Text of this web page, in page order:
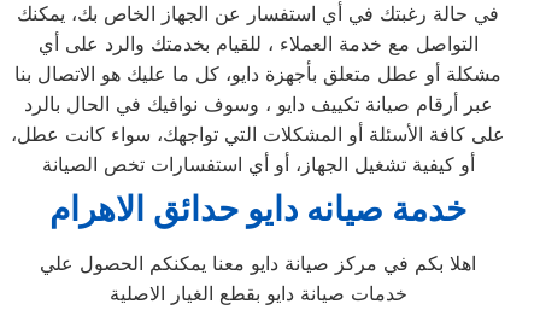
في حالة رغبتك في أي استفسار عن الجهاز الخاص بك، يمكنك
التواصل مع خدمة العملاء ، للقيام بخدمتك والرد على أي
مشكلة أو عطل متعلق بأجهزة دايو، كل ما عليك هو الاتصال بنا
عبر أرقام صيانة تكييف دايو ، وسوف نوافيك في الحال بالرد
على كافة الأسئلة أو المشكلات التي تواجهك، سواء كانت عطل،
أو كيفية تشغيل الجهاز، أو أي استفسارات تخص الصيانة
خدمة صيانه دايو حدائق الاهرام
اهلا بكم في مركز صيانة دايو معنا يمكنكم الحصول علي
خدمات صيانة دايو بقطع الغيار الاصلية